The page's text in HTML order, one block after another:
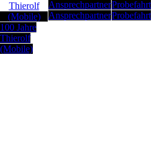
100 Jahre
Thierolf
(Mobile)
AnsprechpartnerProbefahrt